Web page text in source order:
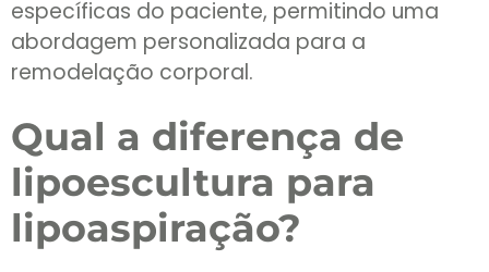
específicas do paciente, permitindo uma
abordagem personalizada para a
remodelação corporal.
Qual a diferença de
lipoescultura para
lipoaspiração?